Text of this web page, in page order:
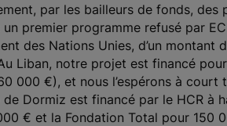
par les bailleurs de fonds, des
premier programme refusé par
des Nations Unies, d’un
Liban, notre projet est financé
000 €), et nous l’espérons à court
Dormiz est financé par le HCR à
€ et la Fondation Total pour 150